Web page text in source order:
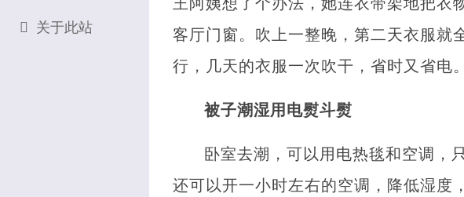
客厅门窗。吹上一整晚，第二天衣服就
行，几天的衣服一次吹干，省时又省电。
被子潮湿用电熨斗熨
卧室去潮，可以用电热毯和空调，
还可以开一小时左右的空调，降低湿度
关于此站